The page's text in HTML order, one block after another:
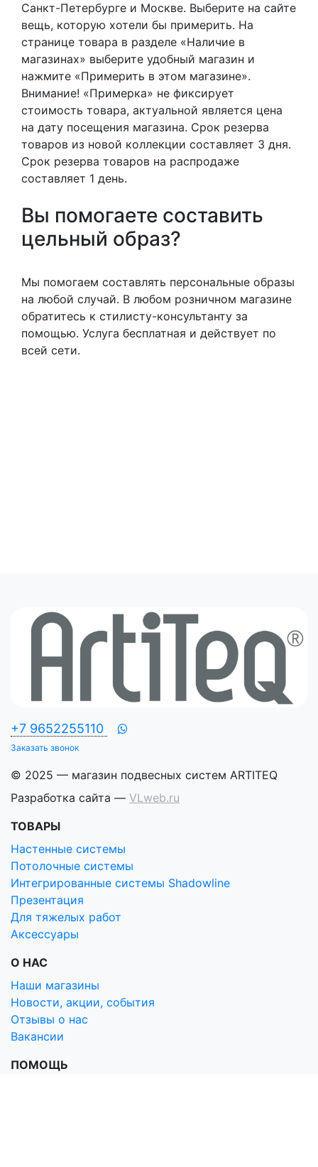
Санкт-Петербурге и Москве. Выберите на сайте
вещь, которую хотели бы примерить. На
странице товара в разделе «Наличие в
магазинах» выберите удобный магазин и
нажмите «Примерить в этом магазине».
Внимание! «Примерка» не фиксирует
стоимость товара, актуальной является цена
на дату посещения магазина. Срок резерва
товаров из новой коллекции составляет 3 дня.
Срок резерва товаров на распродаже
составляет 1 день.
Вы помогаете составить
цельный образ?
Мы помогаем составлять персональные образы
на любой случай. В любом розничном магазине
обратитесь к стилисту-консультанту за
помощью. Услуга бесплатная и действует по
всей сети.
+7 9652255110
Заказать звонок
© 2025 — магазин подвесных систем ARTITEQ
Разработка сайта — VLweb.ru
ТОВАРЫ
Настенные системы
Потолочные системы
Интегрированные системы Shadowline
Презентация
Для тяжелых работ
Аксессуары
О НАС
Наши магазины
Новости, акции, события
Отзывы о нас
Вакансии
ПОМОЩЬ